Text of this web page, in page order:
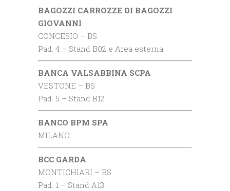
BAGOZZI CARROZZE DI BAGOZZI
GIOVANNI
CONCESIO – BS
Pad. 4 – Stand B02 e Area esterna
BANCA VALSABBINA SCPA
VESTONE – BS
Pad. 5 – Stand B12
BANCO BPM SPA
MILANO
BCC GARDA
MONTICHIARI – BS
Pad. 1 – Stand A13